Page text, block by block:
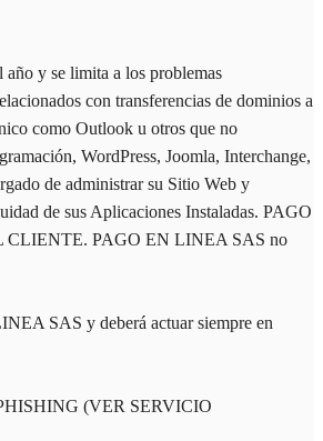
año y se limita a los problemas
con transferencias de dominios a
como Outlook u otros que no
WordPress, Joomla, Interchange,
de administrar su Sitio Web y
de sus Aplicaciones Instaladas. PAGO
CLIENTE. PAGO EN LINEA SAS no
SAS y deberá actuar siempre en
(VER SERVICIO